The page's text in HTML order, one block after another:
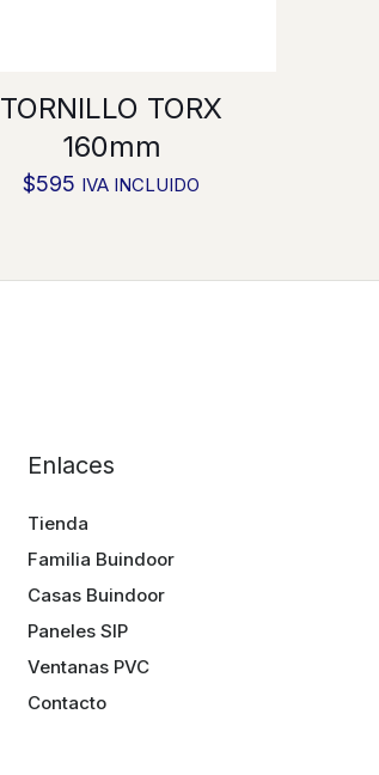
TORNILLO TORX
160mm
$595 IVA INCLUIDO
Enlaces
Tienda
Familia Buindoor
Casas Buindoor
Paneles SIP
Ventanas PVC
Contacto